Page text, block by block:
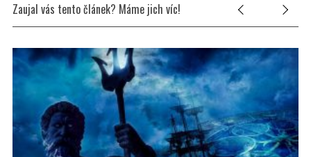
Zaujal vás tento článek? Máme jich víc!